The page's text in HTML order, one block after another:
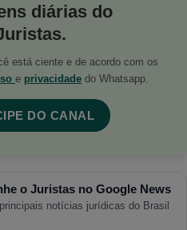
diárias do
está ciente e de acordo com os
e privacidade do Whatsapp.
DO CANAL
o Juristas no Google News
notícias jurídicas do Brasil